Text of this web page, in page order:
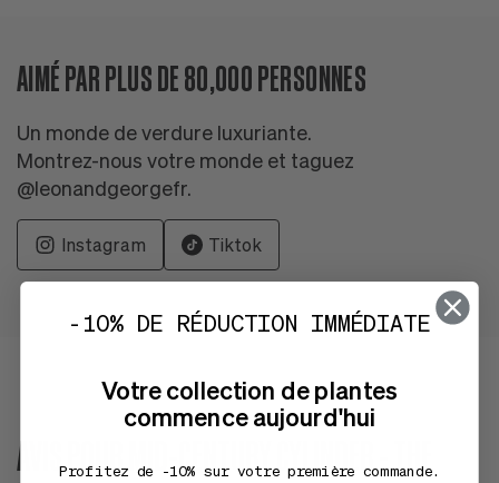
AIMÉ PAR PLUS DE 80,000 PERSONNES
Un monde de verdure luxuriante.
Montrez-nous votre monde et taguez
@leonandgeorgefr.
Instagram Tiktok
AVIS POUR MID-CENTURY CYLINDER - THE
-10% DE RÉDUCTION IMMÉDIATE
Votre collection de plantes
commence aujourd'hui
Profitez de -10% sur votre première commande.